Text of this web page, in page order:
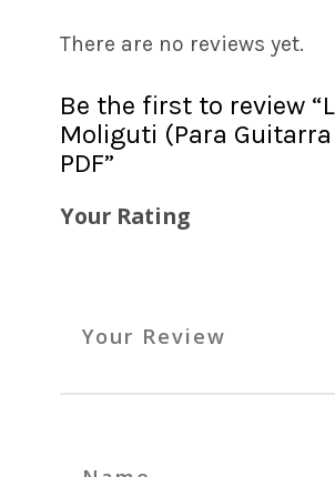
There are no reviews yet.
Be the first to review
Moliguti (Para
PDF”
Your Rating
Your Review
Name*